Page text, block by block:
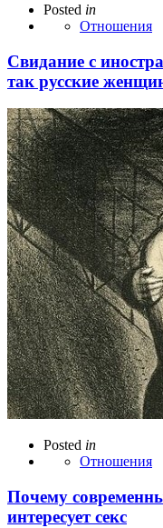
Posted in
Отношения
Свидание с
так русские
Posted in
Отношения
Почему
интересует секс